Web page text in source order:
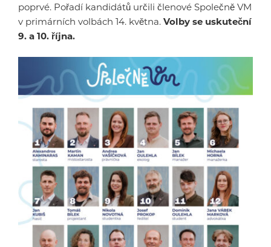
poprvé. Pořadí kandidátů určili členové Společně VM
v primárních volbách 14. května. Volby se uskuteční
9. a 10. října.